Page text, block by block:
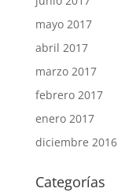
mayo 2017
abril 2017
marzo 2017
febrero 2017
enero 2017
diciembre 2016
Categorías